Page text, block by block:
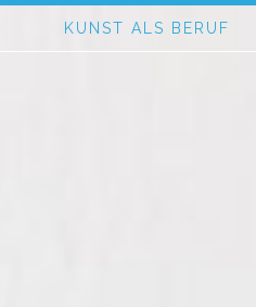
KUNST ALS BERUF